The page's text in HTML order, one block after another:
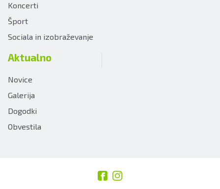
Koncerti
Šport
Sociala in izobraževanje
Aktualno
Novice
Galerija
Dogodki
Obvestila